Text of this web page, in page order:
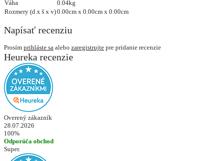
Váha
0.04kg
Rozmery (d x š x v)0.00cm x 0.00cm x 0.00cm
Napísať recenziu
Prosím prihláste sa alebo zaregistrujte pre pridanie recenzie
Heureka recenzie
Overený zákazník
28.07.2026
100%
Odporúča obchod
Super.